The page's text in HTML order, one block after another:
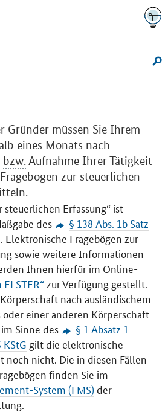
Gründer müssen Sie Ihrem
eines Monats nach
bzw.Aufnahme Ihrer Tätigkeit
zur steuerlichen
steuerlichen Erfassung“ ist
des
§ 138 Abs. 1b Satz
Elektronische Fragebögen zur
sowie weitere Informationen
Ihnen hierfür im Online-
zur Verfügung gestellt.
nach ausländischem
oder einer anderen Körperschaft
Sinne des
§ 1 Absatz 1
KStG gilt die elektronische
nicht. Die in diesen Fällen
finden Sie im
System (FMS) der